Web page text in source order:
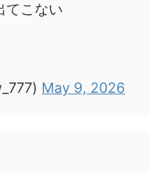
てこない
May 9, 2026